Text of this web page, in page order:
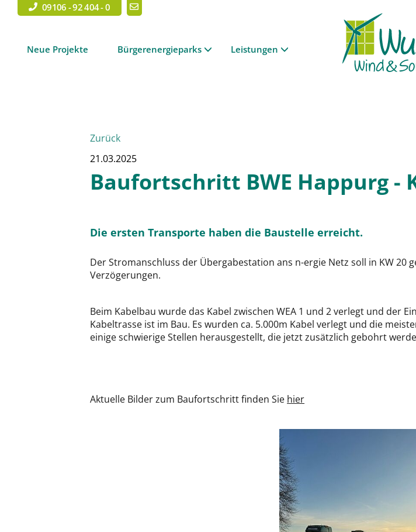
09106 - 92 404 - 0
Neue Projekte Bürgerenergieparks Leistungen
Zurück
21.03.2025
Baufortschritt BWE Happurg -
Die ersten Transporte haben die Baustelle erreicht.
Der Stromanschluss der Übergabestation ans n-ergie Netz soll in KW 20
Verzögerungen.
Beim Kabelbau wurde das Kabel zwischen WEA 1 und 2 verlegt und der
Kabeltrasse ist im Bau. Es wurden ca. 5.000m Kabel verlegt und die
einige schwierige Stellen herausgestellt, die jetzt zusätzlich gebohrt
Aktuelle Bilder zum Baufortschritt finden Sie hier